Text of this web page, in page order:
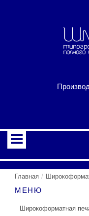
Главная
МЕНЮ
Широкоформатная